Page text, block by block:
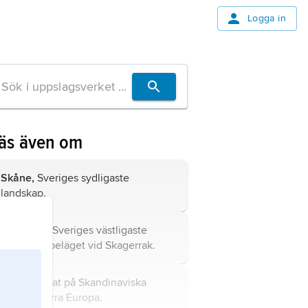
Logga in
även om
Skåne,Sveriges sydligaste
landskap.
Sveriges västligaste
landskap, beläget vid Skagerrak.
stat på Skandinaviska
halvön, norra Europa.